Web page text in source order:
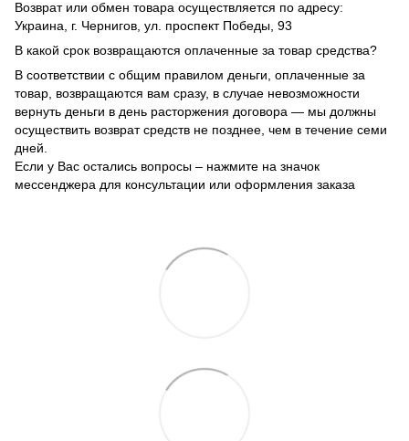
Возврат или обмен товара осуществляется по адресу:
Украина, г. Чернигов, ул. проспект Победы, 93
В какой срок возвращаются оплаченные за товар средства?
В соответствии с общим правилом деньги, оплаченные за
товар, возвращаются вам сразу, в случае невозможности
вернуть деньги в день расторжения договора — мы должны
осуществить возврат средств не позднее, чем в течение семи
дней.
Если у Вас остались вопросы – нажмите на значок
мессенджера для консультации или оформления заказа